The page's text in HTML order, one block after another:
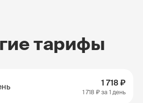
тарифы
1 718 ₽
1 718 ₽ за 1 день